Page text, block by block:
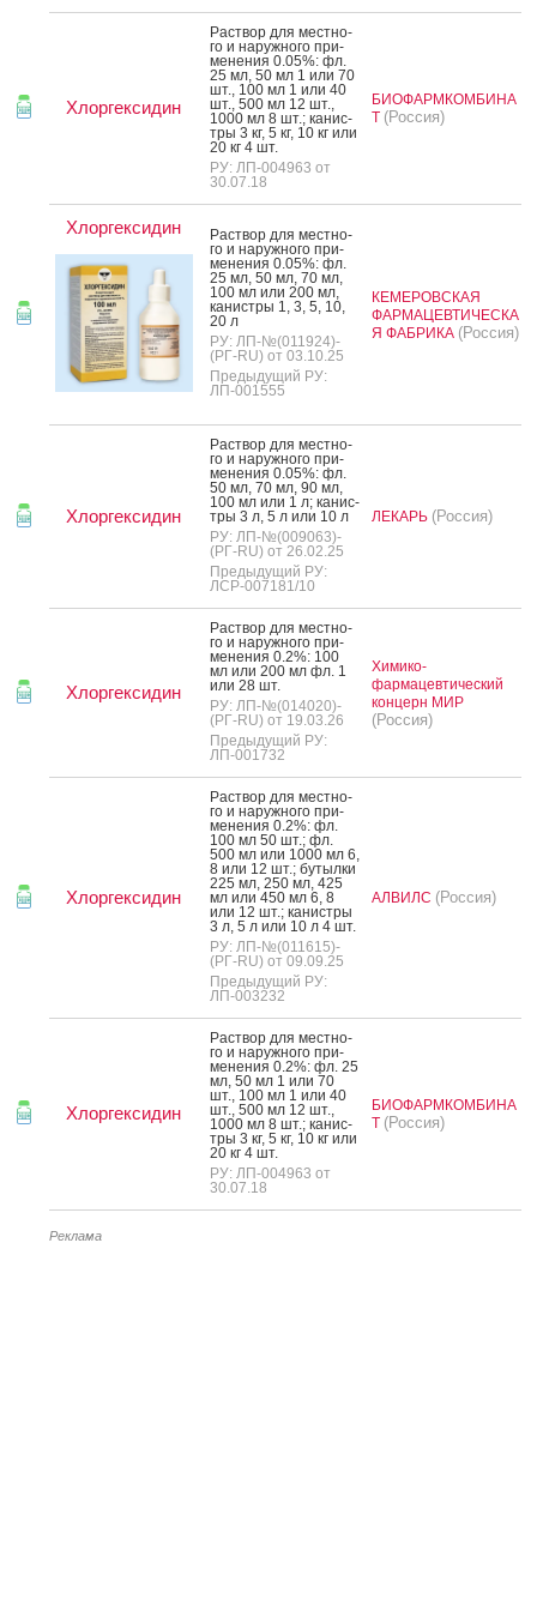
Хлоргексидин
Рас­твор для мес­тно­
го и на­руж­но­го при­
мене­ния 0.05%: фл.
25 мл, 50 мл 1 или 70
шт., 100 мл 1 или 40
шт., 500 мл 12 шт.,
1000 мл 8 шт.; ка­нис­
тры 3 кг, 5 кг, 10 кг или
20 кг 4 шт.
РУ: ЛП-004963 от
30.07.18
БИОФАРМКОМБИНА
Т (Россия)
Хлоргексидин
Рас­твор для мес­тно­
го и на­руж­но­го при­
мене­ния 0.05%: фл.
25 мл, 50 мл, 70 мл,
100 мл или 200 мл,
ка­нис­тры 1, 3, 5, 10,
20 л
РУ: ЛП-№(011924)-
(РГ-RU) от 03.10.25
Предыдущий РУ:
ЛП-001555
КЕМЕРОВСКАЯ
ФАРМАЦЕВТИЧЕСКА
Я ФАБРИКА (Россия)
Хлоргексидин
Рас­твор для мес­тно­
го и на­руж­но­го при­
мене­ния 0.05%: фл.
50 мл, 70 мл, 90 мл,
100 мл или 1 л; ка­нис­
тры 3 л, 5 л или 10 л
РУ: ЛП-№(009063)-
(РГ-RU) от 26.02.25
Предыдущий РУ:
ЛСР-007181/10
ЛЕКАРЬ (Россия)
Хлоргексидин
Рас­твор для мес­тно­
го и на­руж­но­го при­
мене­ния 0.2%: 100
мл или 200 мл фл. 1
или 28 шт.
РУ: ЛП-№(014020)-
(РГ-RU) от 19.03.26
Предыдущий РУ:
ЛП-001732
Химико-
фармацевтический
концерн МИР
(Россия)
Хлоргексидин
Рас­твор для мес­тно­
го и на­руж­но­го при­
мене­ния 0.2%: фл.
100 мл 50 шт.; фл.
500 мл или 1000 мл 6,
8 или 12 шт.; бу­тыл­ки
225 мл, 250 мл, 425
мл или 450 мл 6, 8
или 12 шт.; ка­нис­тры
3 л, 5 л или 10 л 4 шт.
РУ: ЛП-№(011615)-
(РГ-RU) от 09.09.25
Предыдущий РУ:
ЛП-003232
АЛВИЛС (Россия)
Хлоргексидин
Рас­твор для мес­тно­
го и на­руж­но­го при­
мене­ния 0.2%: фл. 25
мл, 50 мл 1 или 70
шт., 100 мл 1 или 40
шт., 500 мл 12 шт.,
1000 мл 8 шт.; ка­нис­
тры 3 кг, 5 кг, 10 кг или
20 кг 4 шт.
РУ: ЛП-004963 от
30.07.18
БИОФАРМКОМБИНА
Т (Россия)
Реклама